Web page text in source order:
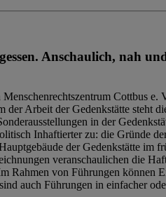
Anschaulich, nah
Cottbus
Arbeit der Gedenkstätte steht
in der
Inhaftierter zu: die Gründe
der Gedenkstätte im
veranschaulichen die
Rahmen von Führungen
auch Führungen in einfacher